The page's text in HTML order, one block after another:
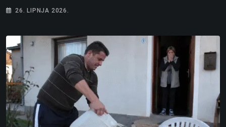
26. LIPNJA 2026.